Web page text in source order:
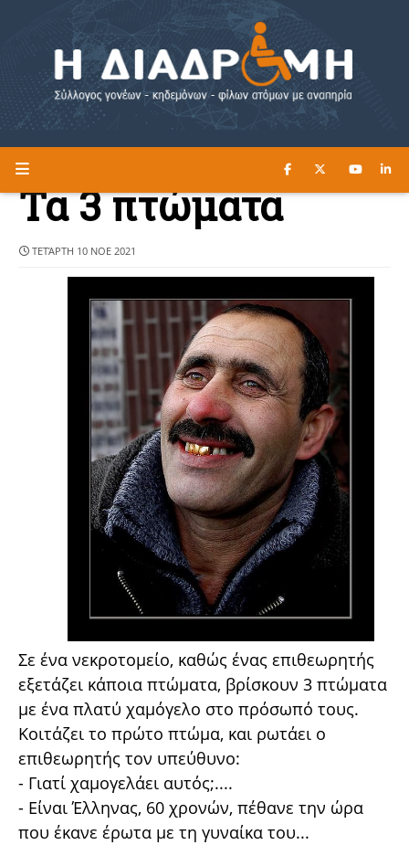
Η ΔΙΑΔΡΟΜΗ ΔΙΑΒΑΣΤΕ ΕΔΩ ►
Τα 3 πτώματα
ΤΕΤΆΡΤΗ 10 ΝΟΕ 2021
Σε ένα νεκροτομείο, καθώς ένας επιθεωρητής
εξετάζει κάποια πτώματα, βρίσκουν 3 πτώματα
με ένα πλατύ χαμόγελο στο πρόσωπό τους.
Κοιτάζει το πρώτο πτώμα, και ρωτάει ο
επιθεωρητής τον υπεύθυνο:
- Γιατί χαμογελάει αυτός;....
- Είναι Έλληνας, 60 χρονών, πέθανε την ώρα
που έκανε έρωτα με τη γυναίκα του...